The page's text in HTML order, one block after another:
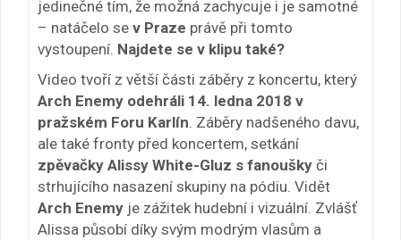
jedinečné tím, že možná zachycuje i je samotné
– natáčelo se v Praze právě při tomto
vystoupení. Najdete se v klipu také?
Video tvoří z větší části záběry z koncertu, který
Arch Enemy odehráli 14. ledna 2018 v
pražském Foru Karlín . Záběry nadšeného davu,
ale také fronty před koncertem, setkání
zpěvačky Alissy White-Gluz s fanoušky či
strhujícího nasazení skupiny na pódiu. Vidět
Arch Enemy je zážitek hudební i vizuální. Zvlášť
Alissa působí díky svým modrým vlasům a